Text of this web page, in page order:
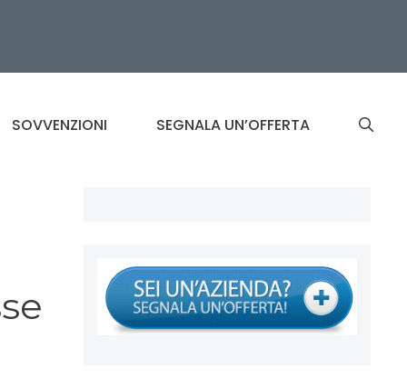
SOVVENZIONI SEGNALA UN’OFFERTA